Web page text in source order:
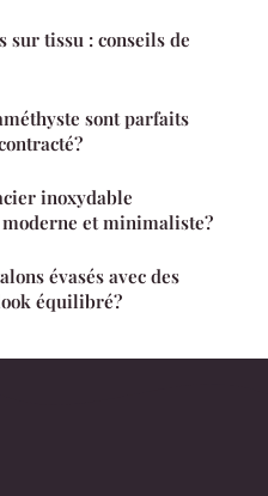
sur tissu : conseils de
sont parfaits
inoxydable
et minimaliste?
évasés avec des
équilibré?